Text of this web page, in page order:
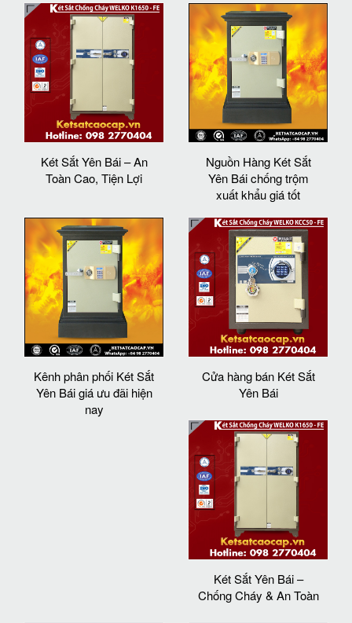
Két Sắt Yên Bái – An
Toàn Cao, Tiện Lợi
Nguồn Hàng Két Sắt
Yên Bái chống trộm
xuất khẩu giá tốt
Kênh phân phối Két Sắt
Yên Bái giá ưu đãi hiện
nay
Cửa hàng bán Két Sắt
Yên Bái
Két Sắt Yên Bái –
Chống Cháy & An Toàn